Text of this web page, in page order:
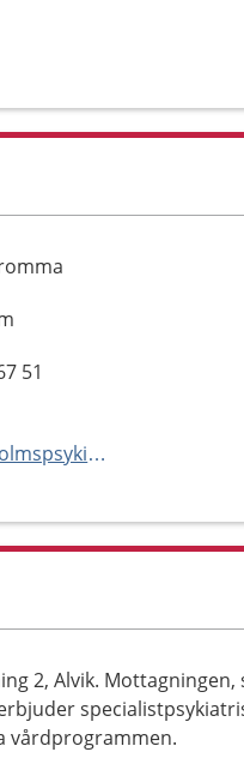
51
https://www.norrastockholmspsykiatri.se/vard-hos-oss/mottagningar/specialistpsykiatrisk-mottagning-2-alvik/
2, Alvik. Mottagningen,
vårdprogrammen.